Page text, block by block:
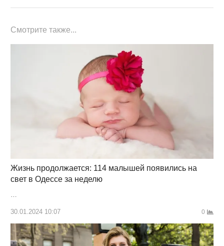
Смотрите также...
Жизнь продолжается: 114 малышей появились на
свет в Одессе за неделю
…
30.01.2024 10:07 0